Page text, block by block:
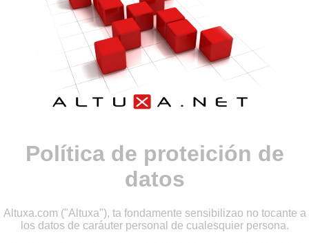
Política de proteición de
datos
Altuxa.com ("Altuxa"), ta fondamente sensibilizao no tocante a
los datos de caráuter personal de cualesquier persona.